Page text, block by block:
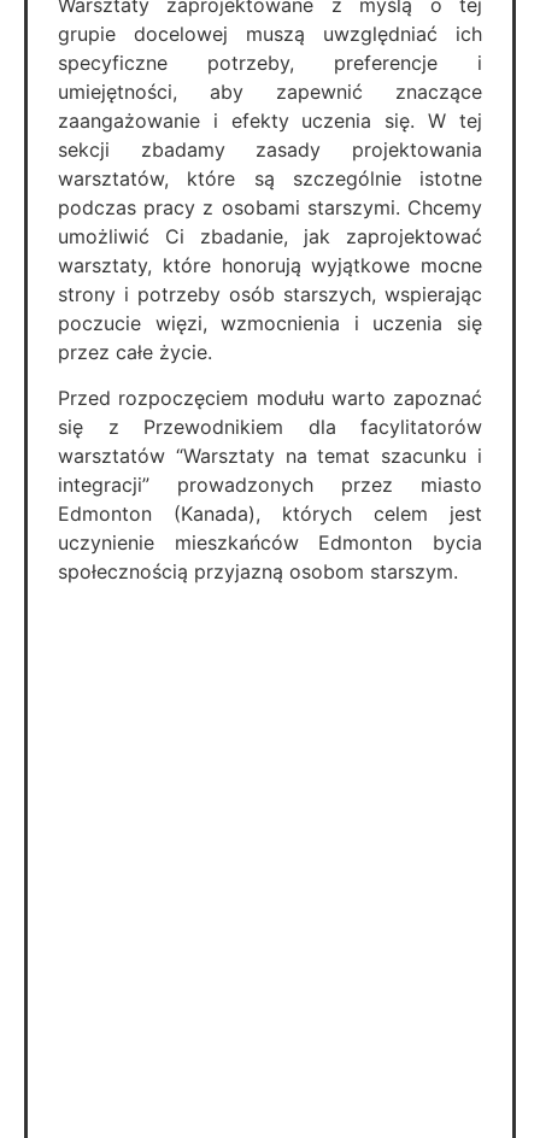
grupie docelowej muszą uwzględniać ich
specyficzne potrzeby, preferencje i
umiejętności, aby zapewnić znaczące
zaangażowanie i efekty uczenia się. W tej
sekcji zbadamy zasady projektowania
warsztatów, które są szczególnie istotne
podczas pracy z osobami starszymi. Chcemy
umożliwić Ci zbadanie, jak zaprojektować
warsztaty, które honorują wyjątkowe mocne
strony i potrzeby osób starszych, wspierając
poczucie więzi, wzmocnienia i uczenia się
przez całe życie.
Przed rozpoczęciem modułu warto zapoznać
się z Przewodnikiem dla facylitatorów
warsztatów “Warsztaty na temat szacunku i
integracji” prowadzonych przez miasto
Edmonton (Kanada), których celem jest
uczynienie mieszkańców Edmonton bycia
społecznością przyjazną osobom starszym.